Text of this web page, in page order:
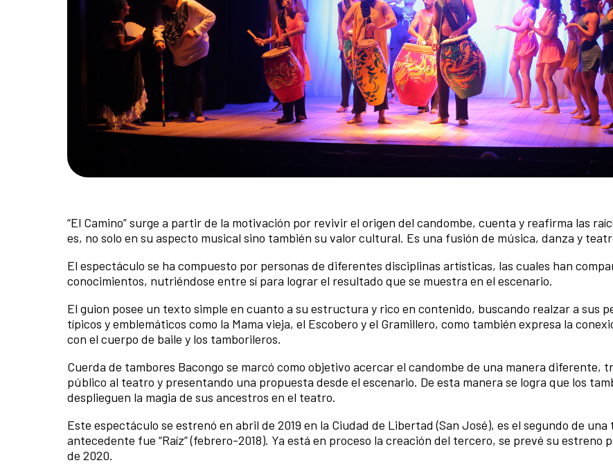
“El Camino” surge a partir de la motivación por revivir el origen del candombe, cuenta y reafirma las
es, no solo en su aspecto musical sino también su valor cultural. Es una fusión de música, danza y
El espectáculo se ha compuesto por personas de diferentes disciplinas artísticas, las cuales han
conocimientos, nutriéndose entre sí para lograr el resultado que se muestra en el escenario.
El guion posee un texto simple en cuanto a su estructura y rico en contenido, buscando realzar a sus
típicos y emblemáticos como la Mama vieja, el Escobero y el Gramillero, como también expresa la
con el cuerpo de baile y los tamborileros.
Cuerda de tambores Bacongo se marcó como objetivo acercar el candombe de una manera diferente,
público al teatro y presentando una propuesta desde el escenario. De esta manera se logra que los
desplieguen la magia de sus ancestros en el teatro.
Este espectáculo se estrenó en abril de 2019 en la Ciudad de Libertad (San José), es el segundo de una
antecedente fue “Raíz” (febrero-2018). Ya está en proceso la creación del tercero, se prevé su estreno
de 2020.